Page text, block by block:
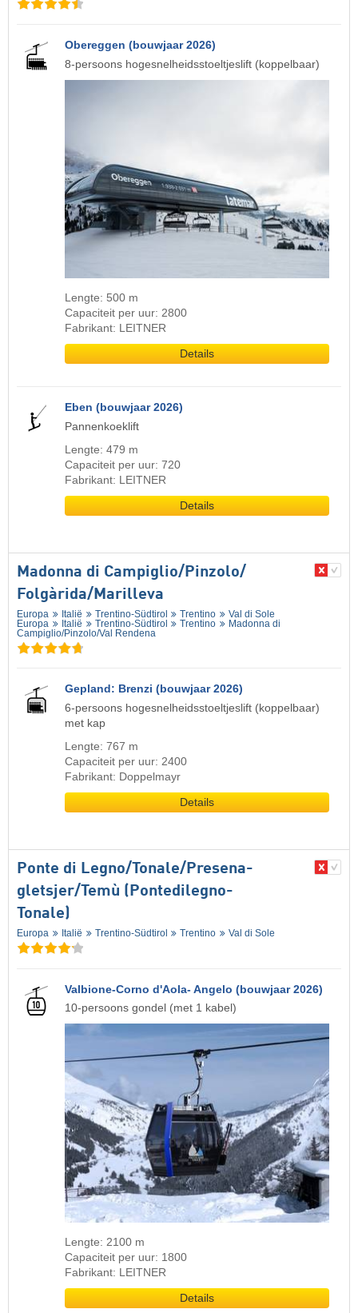
Obereggen (bouwjaar 2026)
8-persoons hogesnelheidsstoeltjeslift (koppelbaar)
Lengte: 500 m
Capaciteit per uur: 2800
Fabrikant: LEITNER
Details
Eben (bouwjaar 2026)
Pannenkoeklift
Lengte: 479 m
Capaciteit per uur: 720
Fabrikant: LEITNER
Details
Madonna di Campiglio/​Pinzolo/​
Folgàrida/​Marilleva
Europa Italië Trentino-Südtirol Trentino
Val di Sole
Europa
Italië Trentino-Südtirol Trentino
Madonna di
Campiglio/​Pinzolo/​Val Rendena
Gepland: Brenzi (bouwjaar 2026)
6-persoons hogesnelheidsstoeltjeslift (koppelbaar)
met kap
Lengte: 767 m
Capaciteit per uur: 2400
Fabrikant: Doppelmayr
Details
Ponte di Legno/​​Tonale/​​Presena-
gletsjer/​​Temù (Pontedilegno-
Tonale)
Europa Italië Trentino-Südtirol Trentino Val di Sole
Valbione-Corno d'Aola- Angelo (bouwjaar 2026)
10-persoons gondel (met 1 kabel)
Lengte: 2100 m
Capaciteit per uur: 1800
Fabrikant: LEITNER
Details